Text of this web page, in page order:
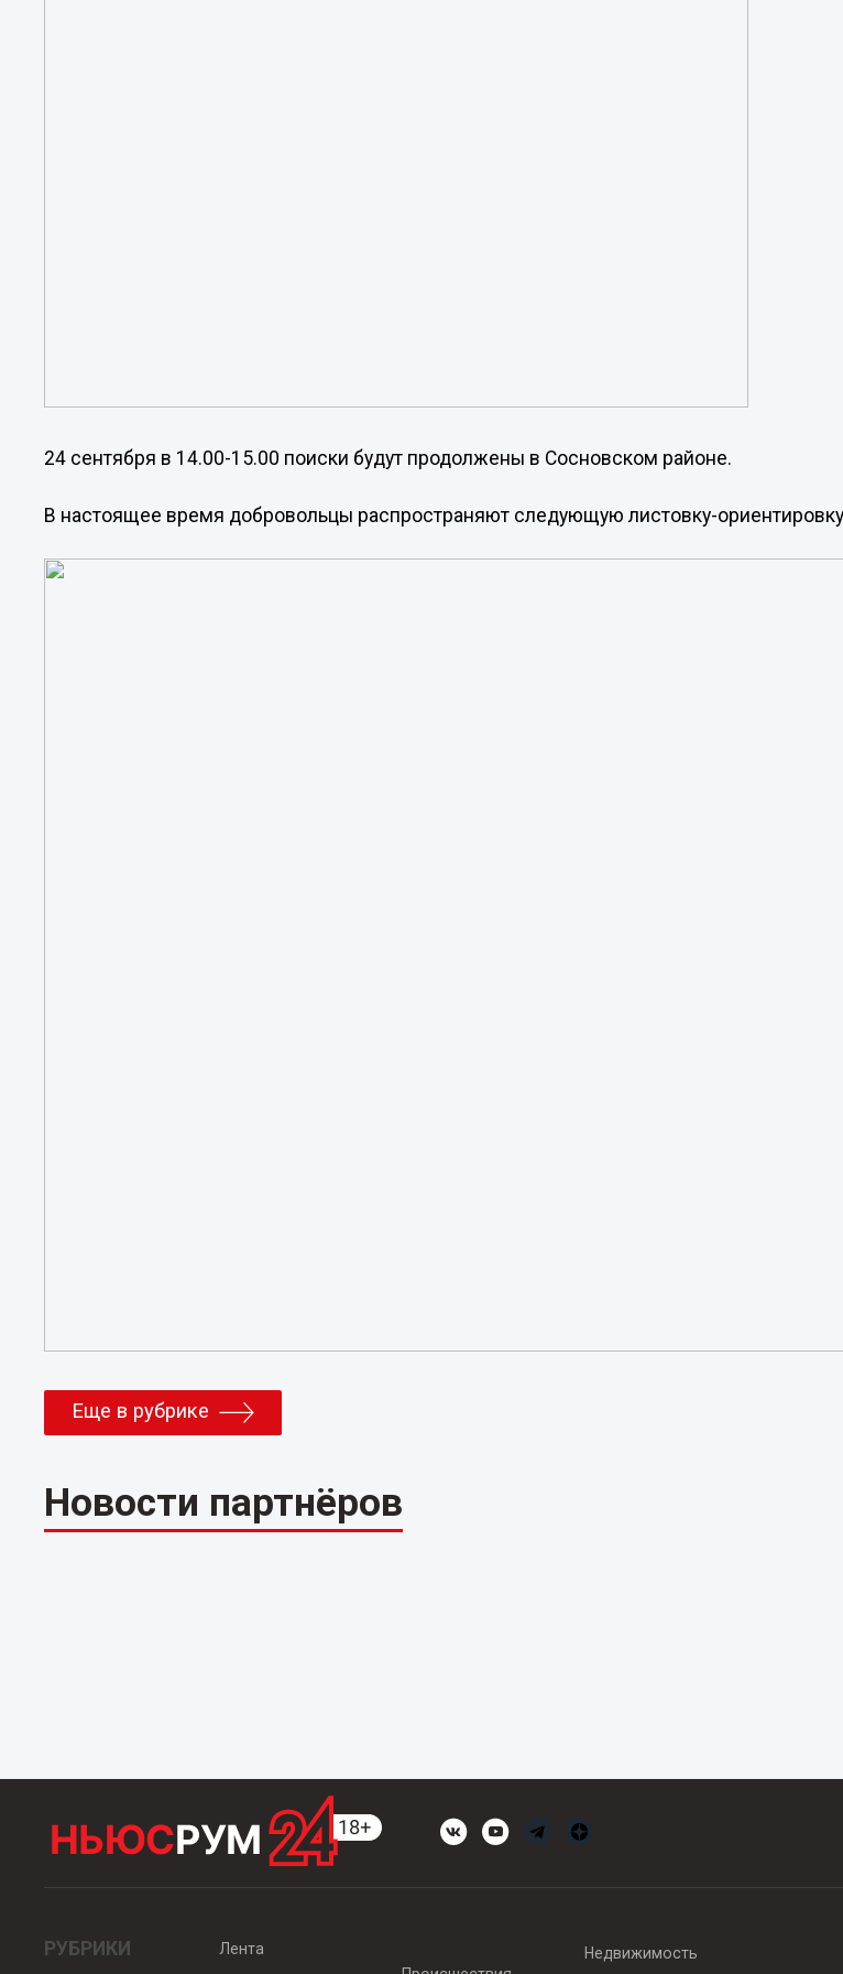
24 сентября в 14.00-15.00 поиски будут продолжены в Сосновском районе.
В настоящее время добровольцы распространяют следующую листовку-
Еще в рубрике
Новости партнёров
РУБРИКИ
Лента
Недвижимость